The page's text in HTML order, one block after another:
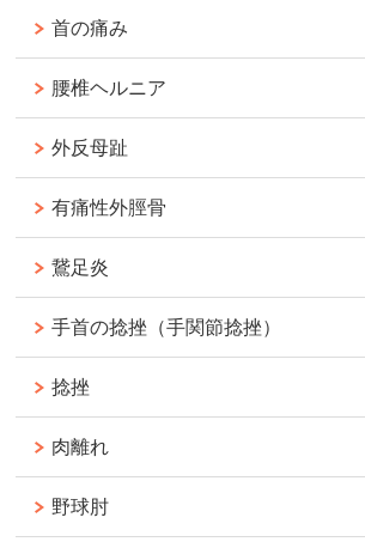
首の痛み
腰椎ヘルニア
外反母趾
有痛性外脛骨
鵞足炎
手首の捻挫（手関節捻挫）
捻挫
肉離れ
野球肘